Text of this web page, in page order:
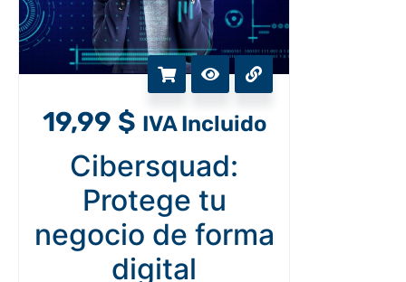
19,99 $ IVA Incluido
Cibersquad:
Protege tu
negocio de forma
digital